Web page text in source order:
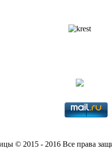
© 2015 - 2016 Все права